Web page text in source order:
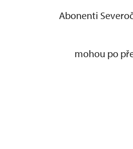
Abonenti
mohou po